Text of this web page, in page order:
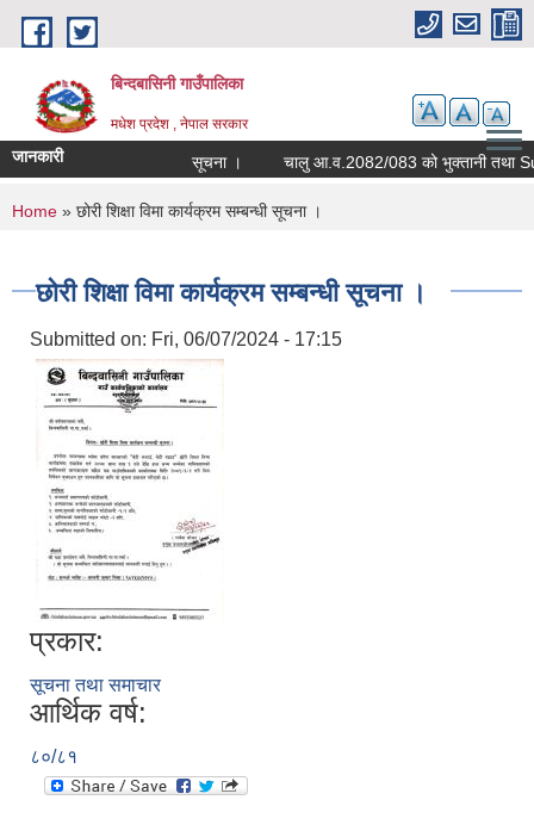
Skip to main content
बिन्दबासिनी गाउँपालिका
मधेश प्रदेश , नेपाल सरकार
जानकारी सूचना ।
You are here
Home » छोरी शिक्षा विमा कार्यक्रम सम्बन्धी सूचना ।
छोरी शिक्षा विमा कार्यक्रम सम्बन्धी सूचना ।
Submitted on: Fri, 06/07/2024 - 17:15
प्रकार:
सूचना तथा समाचार
आर्थिक वर्ष:
८०/८१